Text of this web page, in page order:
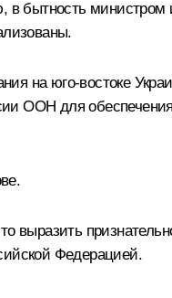
в бытность
на юго-востоке
ООН для
выразить
Федерацией.